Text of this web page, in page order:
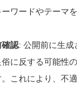
ワードやテーマ
確認: 公開前に生成
に反する可能性
これにより、不